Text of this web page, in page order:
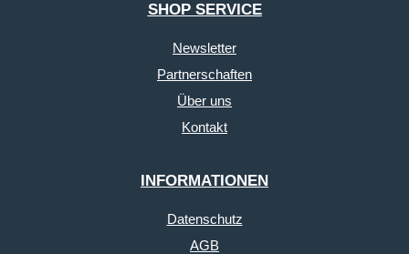
SHOP SERVICE
Newsletter
Partnerschaften
Über uns
Kontakt
INFORMATIONEN
Datenschutz
AGB